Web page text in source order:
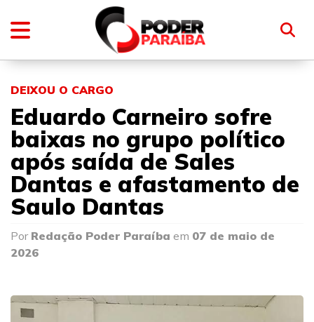
DEIXOU O CARGO
Eduardo Carneiro sofre
baixas no grupo político
após saída de Sales
Dantas e afastamento de
Saulo Dantas
Por Redação Poder Paraíba em 07 de maio de
2026